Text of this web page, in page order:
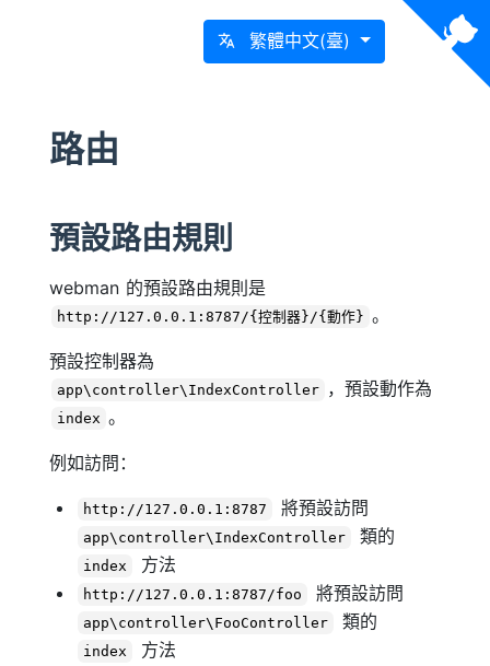
繁體中文(臺)
路由
預設路由規則
webman 的預設路由規則是
http://127.0.0.1:8787/{控制器}/{動作} 。
預設控制器為
app\controller\IndexController ，預設動作為
index 。
例如訪問：
http://127.0.0.1:8787 將預設訪問
app\controller\IndexController 類的
index 方法
http://127.0.0.1:8787/foo 將預設訪問
app\controller\FooController 類的
index 方法